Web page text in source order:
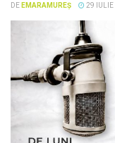
DE EMARAMUREȘ 29